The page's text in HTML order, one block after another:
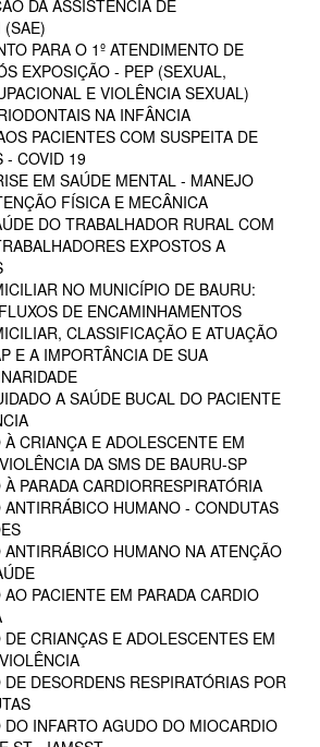
DA ASSISTÊNCIA DE
(SAE)
PARA O 1º ATENDIMENTO DE
EXPOSIÇÃO - PEP (SEXUAL,
E VIOLÊNCIA SEXUAL)
NA INFÂNCIA
PACIENTES COM SUSPEITA DE
- COVID 19
EM SAÚDE MENTAL - MANEJO
FÍSICA E MECÂNICA
DO TRABALHADOR RURAL COM
EXPOSTOS A
NO MUNICÍPIO DE BAURU:
DE ENCAMINHAMENTOS
CLASSIFICAÇÃO E ATUAÇÃO
E A IMPORTÂNCIA DE SUA
A SAÚDE BUCAL DO PACIENTE
CRIANÇA E ADOLESCENTE EM
DA SMS DE BAURU-SP
PARADA CARDIORRESPIRATÓRIA
ANTIRRÁBICO HUMANO - CONDUTAS
HUMANO NA ATENÇÃO
PACIENTE EM PARADA CARDIO
CRIANÇAS E ADOLESCENTES EM
DESORDENS RESPIRATÓRIAS POR
DO INFARTO AGUDO DO MIOCARDIO